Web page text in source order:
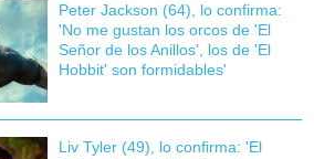
Peter Jackson (64), lo confirma:
'No me gustan los orcos de 'El
Señor de los Anillos', los de 'El
Hobbit' son formidables'
Liv Tyler (49), lo confirma: 'El